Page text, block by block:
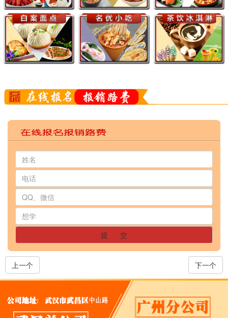
提 交
上一个 下一个